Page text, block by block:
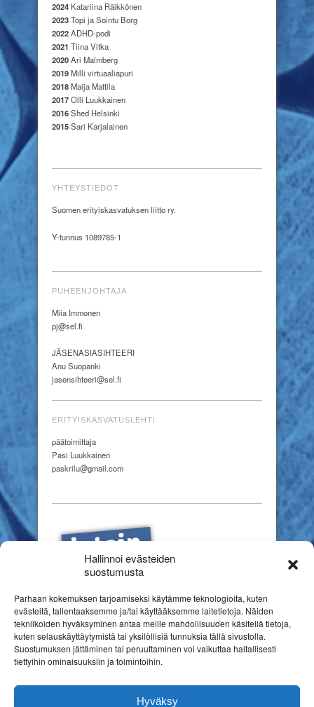
Hallinnoi evästeiden
suostumusta
Parhaan kokemuksen tarjoamiseksi käytämme teknologioita, kuten
evästeitä, tallentaaksemme ja/tai käyttääksemme laitetietoja. Näiden
tekniikoiden hyväksyminen antaa meille mahdollisuuden käsitellä tietoja,
kuten selauskäyttäytymistä tai yksilöllisiä tunnuksia tällä sivustolla.
Suostumuksen jättäminen tai peruuttaminen voi vaikuttaa haitallisesti
tiettyihin ominaisuuksiin ja toimintoihin.
Hyväksy
2024 Katariina Räikkönen
2023Topi ja Sointu Borg
2022ADHD-podi
2021 Tiina Vitka
2020Ari Malmberg
2019Milli virtuaaliapuri
2018Maija Mattila
2017Olli Luukkainen
2016Shed Helsinki
2015Sari Karjalainen
YHTEYSTIEDOT
Suomen erityiskasvatuksen liitto ry.
Y-tunnus 1089785-1
PUHEENJOHTAJA
Miia Immonen
pj@sel.fi
JÄSENASIASIHTEERI
Anu Suopanki
jasensihteeri@sel.fi
ERITYISKASVATUSLEHTI
päätoimittaja
Pasi Luukkainen
paskrilu@gmail.com